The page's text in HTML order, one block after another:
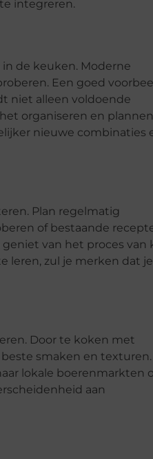
integreren.
de keuken. Moderne
Een goed
niet alleen voldoende
organiseren en
nieuwe combinaties
Plan regelmatig
of bestaande
van het proces van
leren, zul je merken dat je
Door te koken met
smaken en texturen.
lokale boerenmarkten
aan